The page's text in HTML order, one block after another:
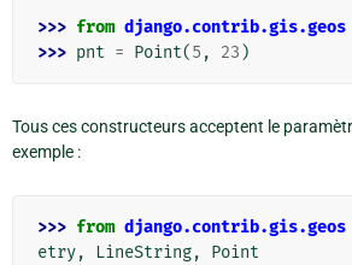
>>> from django.contrib.gis.geos
>>> pnt = Point(5 , 23 )
Tous ces constructeurs acceptent le
exemple :
>>> from django.contrib.gis.geos
etry, LineString,
Point